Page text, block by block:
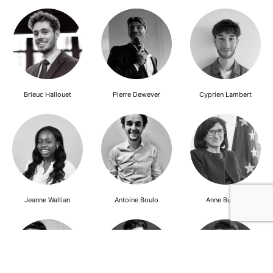
Brieuc Hallouet Pierre Dewever Cyprien Lambert
Jeanne Wallian Antoine Boulo Anne Bucher